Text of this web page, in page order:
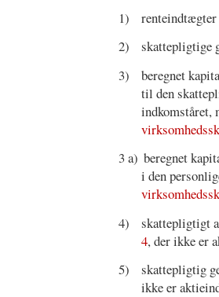
1)
2)
skattepligtige
3)
beregnet
til den
indkomståret,
3 a) beregnet
i den
4)
skattepligtigt
4, der ikke er
5)
skattepligtig
ikke er